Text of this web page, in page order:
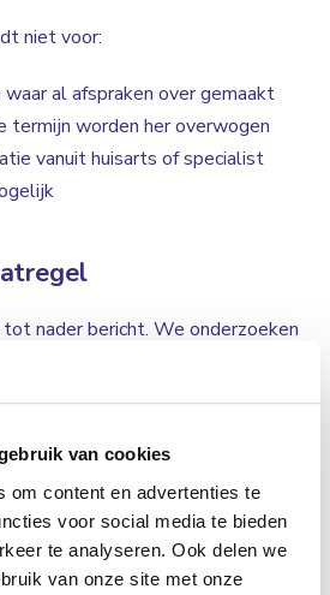
van cookies
om content en advertenties te
voor social media te bieden
te analyseren. Ook delen we
van onze site met onze
niet voor:
al afspraken over gemaakt
termijn worden her overwogen
vanuit huisarts of specialist
nader bericht. We onderzoeken
poli AVG richting de toekomst
Zodra er nieuw beleid is of
website.
voor cliënten en